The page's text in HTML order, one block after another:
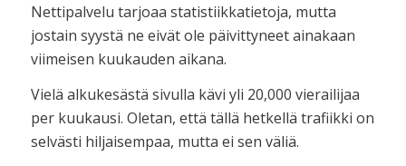
Nettipalvelu tarjoaa statistiikkatietoja, mutta
jostain syystä ne eivät ole päivittyneet ainakaan
viimeisen kuukauden aikana.
Vielä alkukesästä sivulla kävi yli 20,000 vierailijaa
per kuukausi. Oletan, että tällä hetkellä trafiikki on
selvästi hiljaisempaa, mutta ei sen väliä.